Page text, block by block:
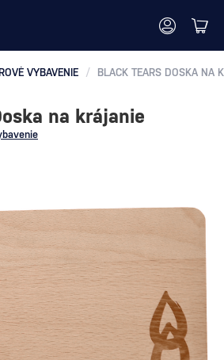
VYBAVENIE / BLACK TEARS DOSKA NA
na krájanie